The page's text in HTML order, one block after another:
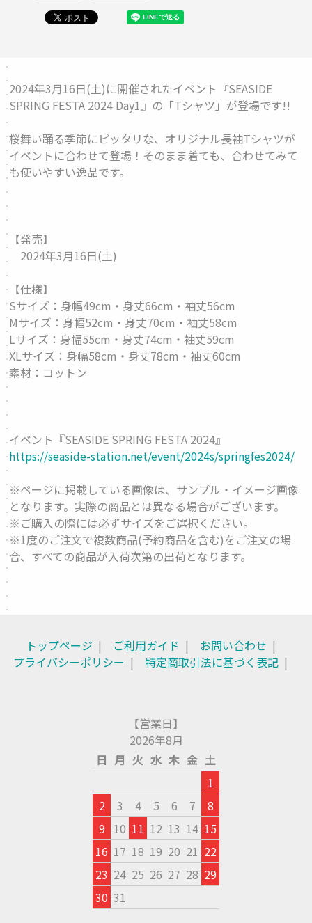
2024年3月16日(土)に開催されたイベント『SEASIDE
SPRING FESTA 2024 Day1』の「Tシャツ 」が登場です!!
桜舞い踊る季節にピッタリな、オリジナル長袖Tシャツが
イベントに合わせて登場！そのまま着ても、合わせてみて
も使いやすい逸品です。
【発売】
2024年3月16日(土)
【仕様】
Sサイズ：身幅49cm・身丈66cm・袖丈56cm
Mサイズ：身幅52cm・身丈70cm・袖丈58cm
Lサイズ：身幅55cm・身丈74cm・袖丈59cm
XLサイズ：身幅58cm・身丈78cm・袖丈60cm
素材：コットン
イベント『SEASIDE SPRING FESTA 2024』
https://seaside-station.net/event/2024s/springfes2024/
※ページに掲載している画像は、サンプル・イメージ画像
となります。実際の商品とは異なる場合がございます。
※ご購入の際には必ずサイズをご選択ください。
※1度のご注文で複数商品(予約商品を含む)をご注文の場
合、すべての商品が入荷次第の出荷となります。
トップページ ご利用ガイド
お問い合わせ
プライバシーポリシー
特定商取引法に基づく表記
【営業日】
2026年8月
日 月 火 水 木 金 土
1
2
3 4 5 6 7
8
9 10 11 12 13 14 15
16 17 18 19 20 21 22
23 24 25 26 27 28 29
30 31